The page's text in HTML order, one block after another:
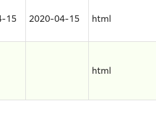
15 2020-04-15 html
html